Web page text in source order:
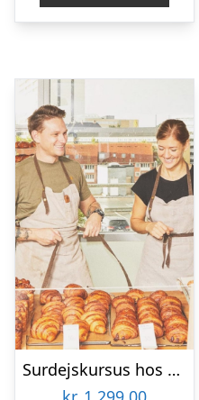
Surdejskursus hos Simpel Surdej Studio